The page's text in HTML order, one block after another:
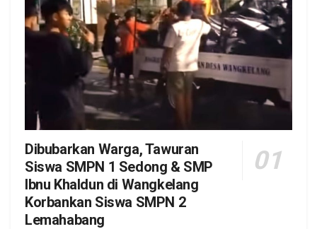
Dibubarkan Warga, Tawuran
Siswa SMPN 1 Sedong & SMP
Ibnu Khaldun di Wangkelang
Korbankan Siswa SMPN 2
Lemahabang